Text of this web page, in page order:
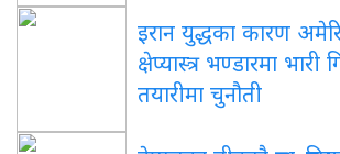
इरान युद्धका कारण
क्षेप्यास्त्र भण्डारमा भारी
तयारीमा चुनौती